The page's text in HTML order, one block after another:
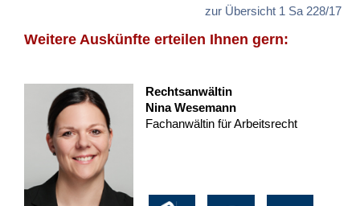
zur Übersicht 1 Sa 228/17
Weitere Auskünfte erteilen Ihnen gern:
Rechtsanwältin
Nina Wesemann
Fachanwältin für Arbeitsrecht